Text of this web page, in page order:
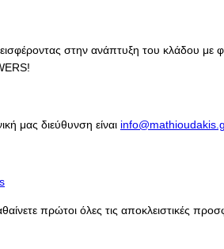
στην ανάπτυξη του κλάδου
μας διεύθυνση είναι
πρώτοι όλες τις αποκλειστικές